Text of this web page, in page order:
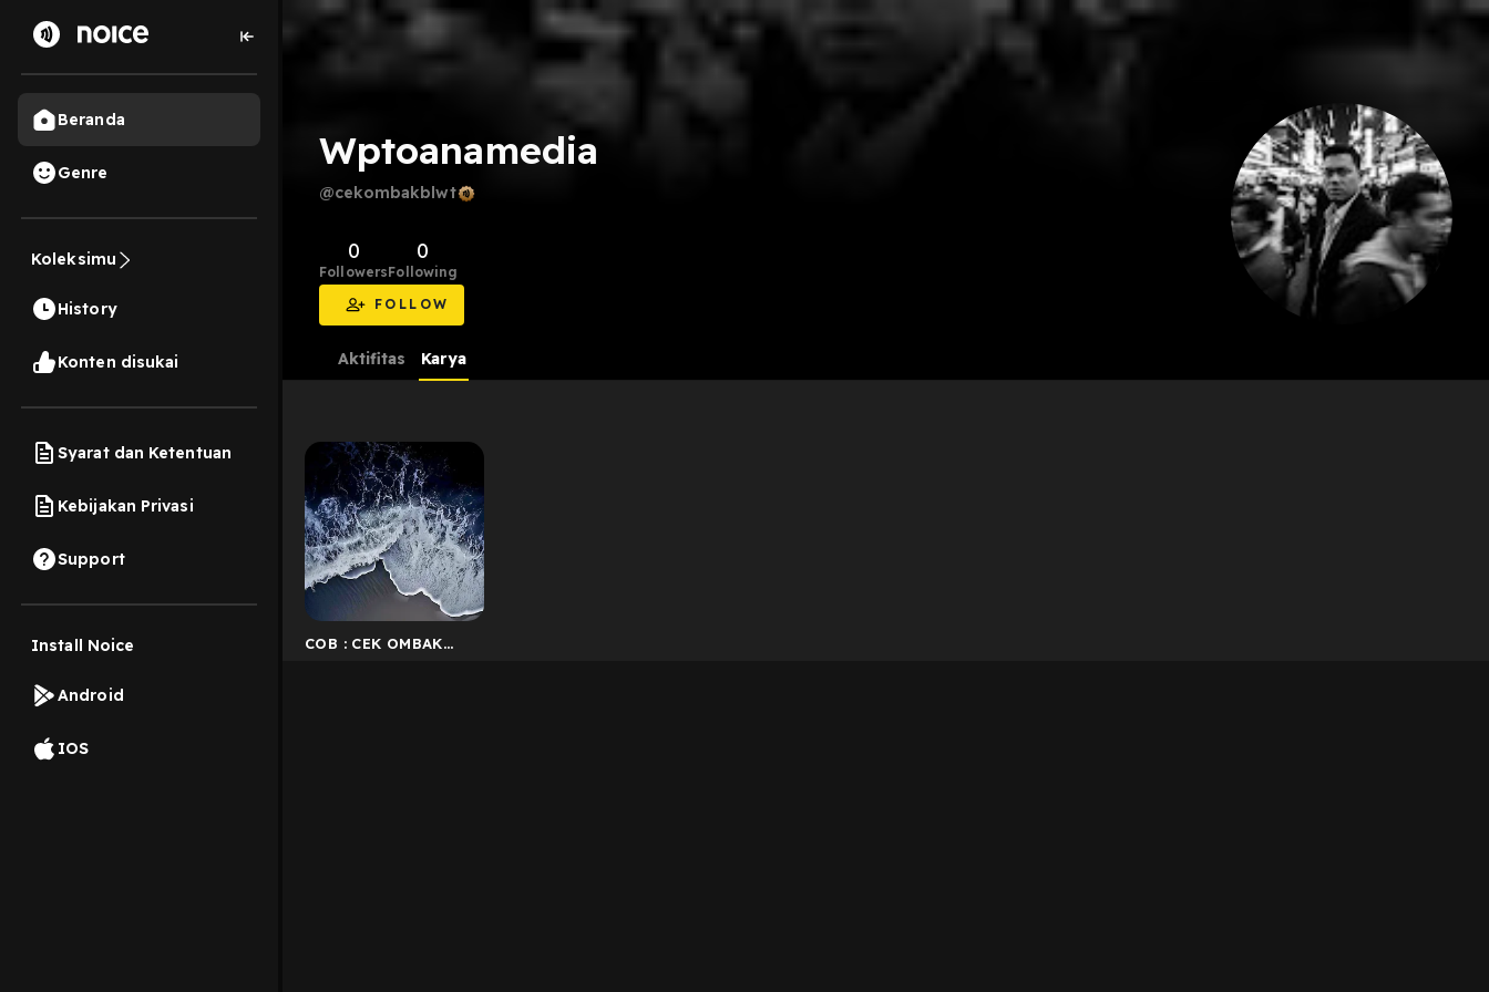
Beranda
Genre
Koleksimu
History
Konten disukai
Syarat dan Ketentuan
Kebijakan Privasi
Support
Install Noice
Android
IOS
Wptoanamedia
@cekombakblwt
0
Followers
0
Following
FOLLOW
Aktifitas Karya
COB : CEK OMBAK